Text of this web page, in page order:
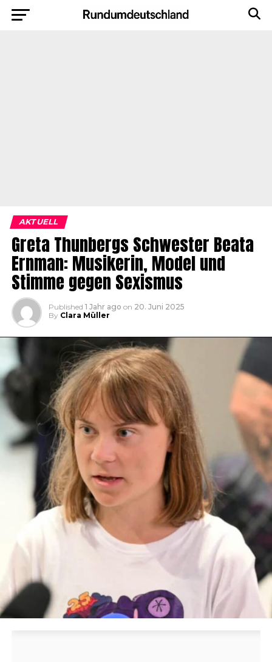
AKTUELL
Greta Thunbergs Schwester Beata
Ernman: Musikerin, Model und
Stimme gegen Sexismus
Published 1 Jahr ago on 20. Juni 2025
By Clara Müller